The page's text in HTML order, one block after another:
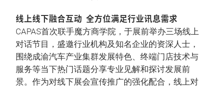
线上线下融合互动 全方位满足行业讯息需求
CAPAS首次联手魔方商学院，于展前举办三场线上
对话节目，盛邀行业机构及知名企业的资深人士，
围绕成渝汽车产业集群发展特色、终端门店技术与
服务等当下热门话题分享专业见解和探讨发展前
景。作为对线下展会宣传推广的强化配合，线上对